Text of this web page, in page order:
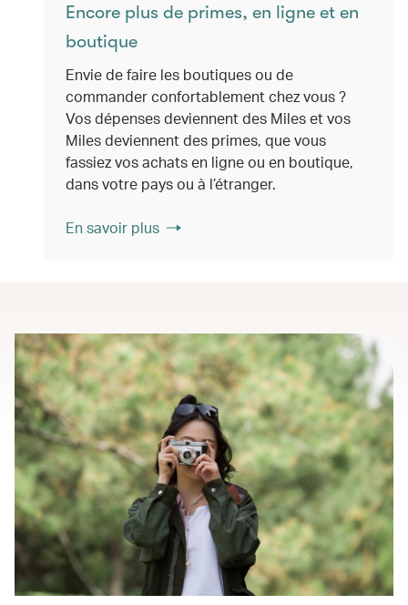
Encore plus de primes, en ligne et en
boutique
Envie de faire les boutiques ou de
commander confortablement chez vous ?
Vos dépenses deviennent des Miles et vos
Miles deviennent des primes, que vous
fassiez vos achats en ligne ou en boutique,
dans votre pays ou à l’étranger.
En savoir plus